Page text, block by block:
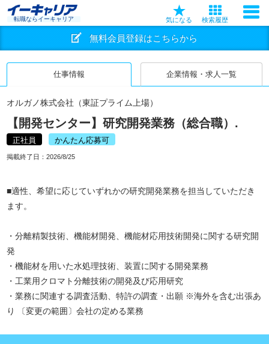
転職ならイーキャリア 気になる 検索履歴
無料会員登録はこちらから
仕事情報 企業情報・求人一覧
オルガノ株式会社（東証プライム上場）
【開発センター】研究開発業務（総合職）.
正社員 かんたん応募可
掲載終了日： 2026/8/25
■適性、希望に応じていずれかの研究開発業務を担当していただき
ます。
・分離精製技術、機能材開発、機能材応用技術開発に関する研究開
発
・機能材を用いた水処理技術、装置に関する開発業務
・工業用クロマト分離技術の開発及び応用研究
・業務に関連する調査活動、特許の調査・出願 ※海外を含む出張あ
り 〔変更の範囲〕会社の定める業務